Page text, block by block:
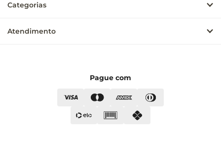
Categorias
Atendimento
Pague com